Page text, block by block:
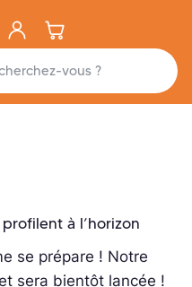
produit
Créer un compte ou se
Panier
à l’horizon
se prépare ! Notre
sera bientôt lancée !